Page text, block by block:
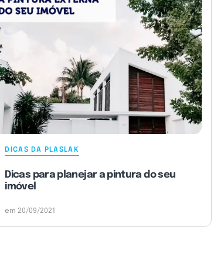
DICAS DA PLASLAK
Dicas para planejar a pintura do seu
imóvel
em 20/09/2021